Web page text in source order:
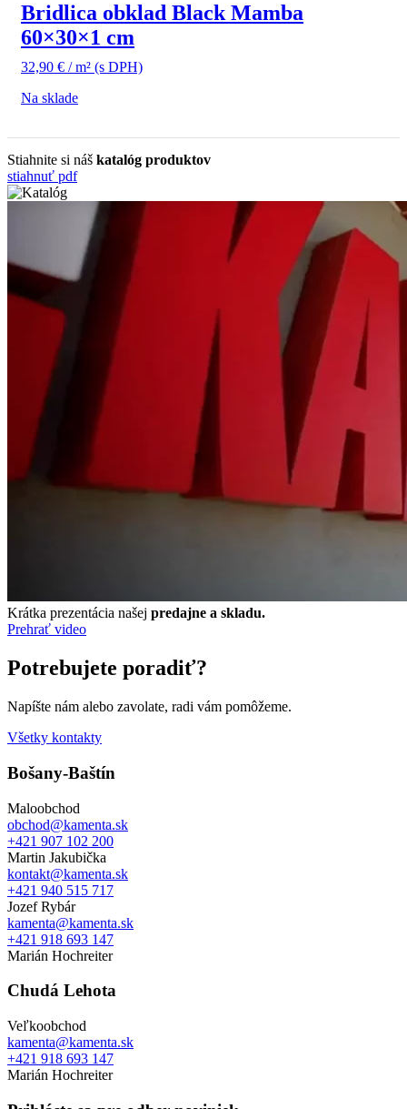
Bridlica obklad Black Mamba
60×30×1 cm
32,90 € / m² (s DPH)
Na sklade
Stiahnite si náš katalóg produktov
stiahnuť pdf
Krátka prezentácia našej predajne a skladu.
Prehrať video
Potrebujete poradiť?
Napíšte nám alebo zavolate, radi vám pomôžeme.
Všetky kontakty
Bošany-Baštín
Maloobchod
obchod@kamenta.sk
+421 907 102 200
Martin Jakubička
kontakt@kamenta.sk
+421 940 515 717
Jozef Rybár
kamenta@kamenta.sk
+421 918 693 147
Marián Hochreiter
Chudá Lehota
Veľkoobchod
kamenta@kamenta.sk
+421 918 693 147
Marián Hochreiter